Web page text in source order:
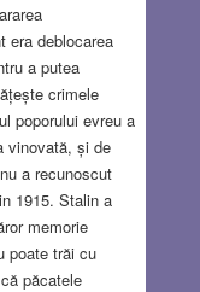
era deblocarea
a putea
crimele
poporului evreu a
vinovată, și de
a recunoscut
1915. Stalin a
memorie
poate trăi cu
păcatele